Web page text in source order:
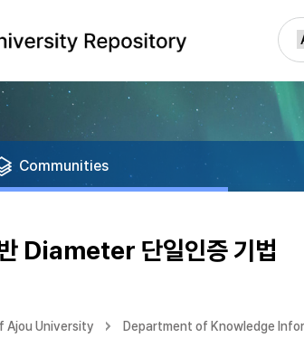
Communities
Diameter 단일인증 기법
Ajou University Department of Knowledge